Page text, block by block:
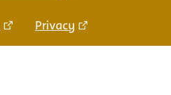
Privacy